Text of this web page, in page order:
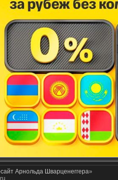
Арнольда Шварценеггера»